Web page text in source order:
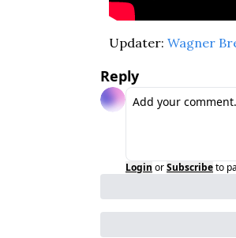
Updater: Wagner
Reply
Login orSubscribeto